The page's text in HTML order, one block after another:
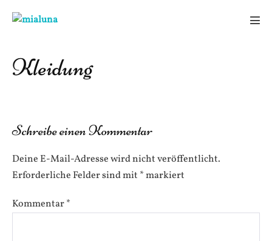
Inhalt
Kleidung
Schreibe einen Kommentar
Deine E-Mail-Adresse wird nicht veröffentlicht.
Erforderliche Felder sind mit *markiert
Kommentar*